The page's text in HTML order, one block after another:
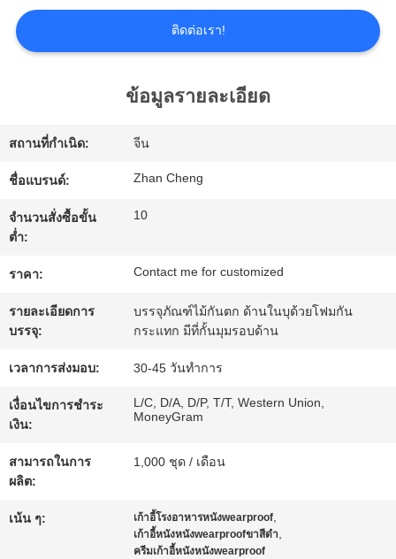
กับ
เรา
ทัวร์
โรงงาน
การ
ควบคุม
คุณภาพ
ทุน
แผนผัง
เว็บไซต์
ติดต่อเรา!
ข้อมูลรายละเอียด
สถานที่กำเนิด: จีน
ชื่อแบรนด์: Zhan Cheng
จำนวนสั่งซื้อขั้น
ต่ำ:
10
ราคา: Contact me for customized
รายละเอียดการ
บรรจุ:
บรรจุภัณฑ์ไม้กันตก ด้านในบุด้วยโฟมกัน
กระแทก มีที่กั้นมุมรอบด้าน
เวลาการส่งมอบ: 30-45 วันทำการ
เงื่อนไขการชำระ
เงิน:
L/C, D/A, D/P, T/T, Western Union,
MoneyGram
สามารถในการ
ผลิต:
1,000 ชุด / เดือน
เน้น ๆ: เก้าอี้โรงอาหารหนังwearproof
เก้าอี้หนังหนังwearproofขาสีดำ
ครีมเก้าอี้หนังหนังwearproof